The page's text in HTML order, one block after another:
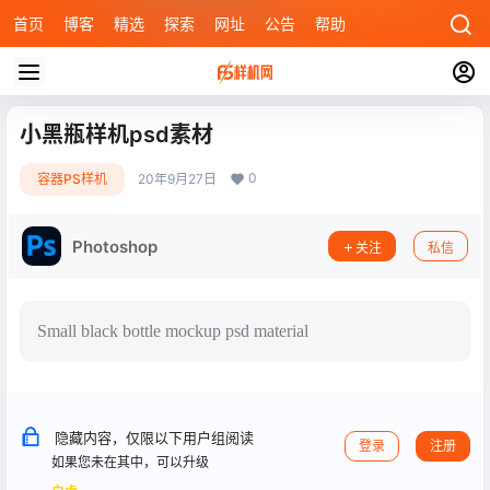
首页 博客 精选 探索 网址 公告 帮助
小黑瓶样机psd素材
容器PS样机 20年9月27日 0
Photoshop 关注 私信
Small black bottle mockup psd material
隐藏内容，仅限以下用户组阅读
如果您未在其中，可以升级
登录 注册